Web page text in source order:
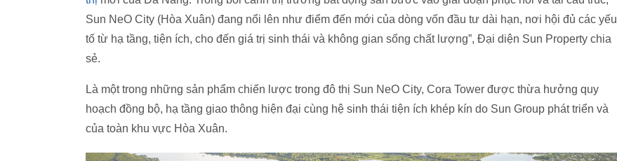
Sun NeO City (Hòa Xuân) đang nổi lên như điểm đến mới của dòng vốn đầu tư dài hạn, nơi hội đủ các yếu
tố từ hạ tầng, tiện ích, cho đến giá trị sinh thái và không gian sống chất lượng”, Đại diện Sun Property chia
sẻ.
Là một trong những sản phẩm chiến lược trong đô thị Sun NeO City, Cora Tower được thừa hưởng quy
hoạch đồng bộ, hạ tầng giao thông hiện đại cùng hệ sinh thái tiện ích khép kín do Sun Group phát triển và
của toàn khu vực Hòa Xuân.